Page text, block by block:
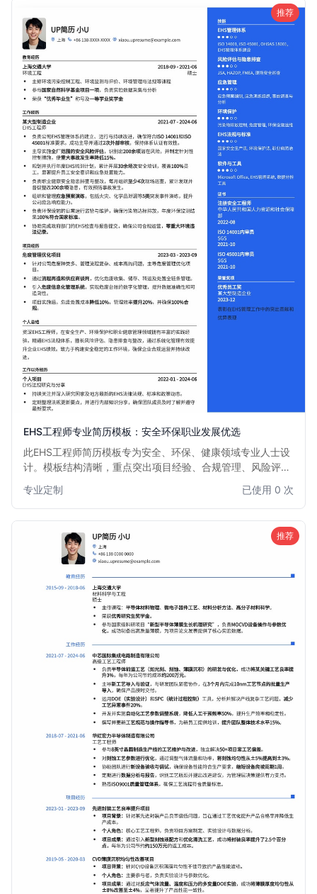
推荐
EHS工程师专业简历模板：安全环保职业发展优选
此EHS工程师简历模板专为安全、环保、健康领域专业人士设
计。模板结构清晰，重点突出项目经验、合规管理、风险评估
的行业，帮助求职者高效展现专业素养和实战经验，助力职业
发展。
专业定制 已使用 0 次
推荐